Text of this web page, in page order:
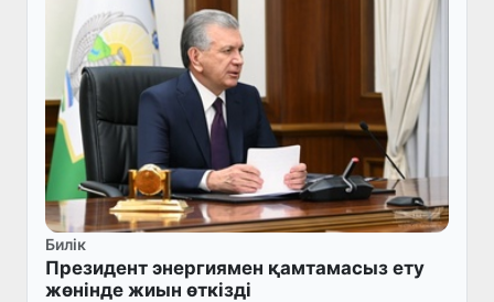
Билік
Президент энергиямен қамтамасыз ету
жөнінде жиын өткізді